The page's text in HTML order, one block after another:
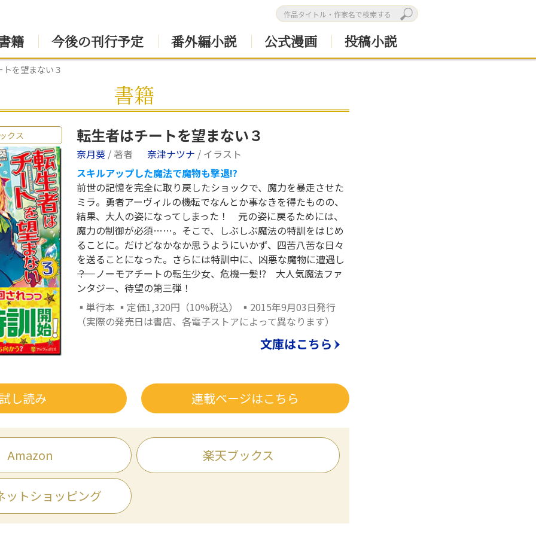
籍 今後の刊行予定 番外編小説 公式漫画 投稿小説
を望まない３
書籍
クス 転生者はチートを望まない３
奈月葵 / 著者 奈津ナツナ / イラスト
スキルアップした魔法で魔物も撃退!?
前世の記憶を完全に取り戻したショックで、魔力を暴走させた
ミラ。勇者アーヴィルの機転でなんとか事なきを得たものの、
結果、大人の姿になってしまった！ 元の姿に戻るためには、
魔力の制御が必須……。そこで、しぶしぶ魔法の特訓をはじめ
ることに。だけどなかなか思うようにいかず、四苦八苦な日々
を送ることになった。さらには特訓中に、凶悪な魔物に遭遇し
――？ ノーモアチートの転生少女、危機一髪!? 大人気魔法ファ
ンタジー、待望の第三弾！
▪単行本 ▪定価1,320円（10%税込） ▪2015年9月03日発行
（実際の発売日は書店、各電子ストアによって異なります）
文庫はこちら
し読み 連載ページはこちら
Amazon 楽天ブックス
ットショッピング